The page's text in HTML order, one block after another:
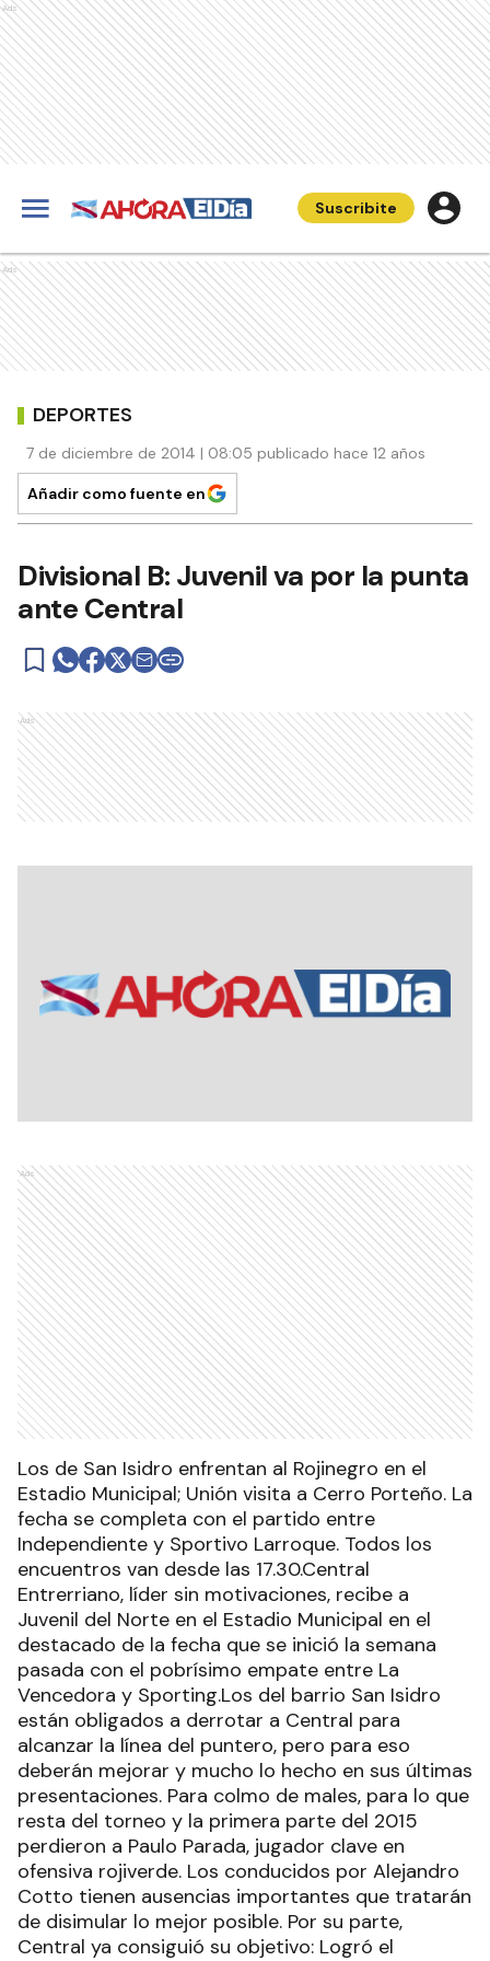
Ads
Suscribite
Ads
DEPORTES
7 de diciembre de 2014 | 08:05 publicado hace 12 años
Añadir como fuente en
Divisional B: Juvenil va por la punta
ante Central
Ads
Ads
Los de San Isidro enfrentan al Rojinegro en el
Estadio Municipal; Unión visita a Cerro Porteño. La
fecha se completa con el partido entre
Independiente y Sportivo Larroque. Todos los
encuentros van desde las 17.30.Central
Entrerriano, líder sin motivaciones, recibe a
Juvenil del Norte en el Estadio Municipal en el
destacado de la fecha que se inició la semana
pasada con el pobrísimo empate entre La
Vencedora y Sporting.Los del barrio San Isidro
están obligados a derrotar a Central para
alcanzar la línea del puntero, pero para eso
deberán mejorar y mucho lo hecho en sus últimas
presentaciones. Para colmo de males, para lo que
resta del torneo y la primera parte del 2015
perdieron a Paulo Parada, jugador clave en
ofensiva rojiverde. Los conducidos por Alejandro
Cotto tienen ausencias importantes que tratarán
de disimular lo mejor posible. Por su parte,
Central ya consiguió su objetivo: Logró el